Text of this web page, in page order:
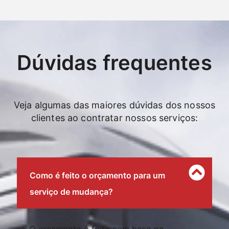
Dúvidas frequentes
Veja algumas das maiores dúvidas dos nossos
clientes ao contratar nossos serviços:
Como é feito o orçamento para um
serviço de mudança?